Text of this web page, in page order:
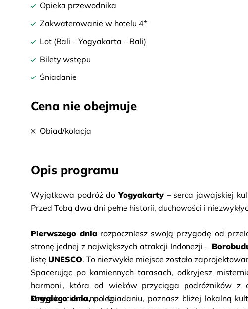
Opieka przewodnika
Zakwaterowanie w hotelu 4*
Lot (Bali – Yogyakarta – Bali)
Bilety wstępu
Śniadanie
Cena nie obejmuje
Obiad/kolacja
Opis programu
Wyjątkowa podróż do Yogyakarty – serca jawajskiej
Przed Tobą dwa dni pełne historii, duchowości i
Pierwszego dnia rozpoczniesz swoją przygodę od
stronę jednej z największych atrakcji Indonezji –
listę UNESCO. To niezwykłe miejsce zostało
Spacerując po kamiennych tarasach, odkryjesz
harmonii, która od wieków przyciąga podróżników
Yogyakarcie na nocleg.
Drugiego dnia, po śniadaniu, poznasz bliżej lokalną